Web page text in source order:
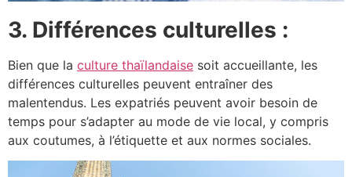
3. Différences culturelles :
Bien que la culture thaïlandaise soit accueillante, les
différences culturelles peuvent entraîner des
malentendus. Les expatriés peuvent avoir besoin de
temps pour s’adapter au mode de vie local, y compris
aux coutumes, à l’étiquette et aux normes sociales.